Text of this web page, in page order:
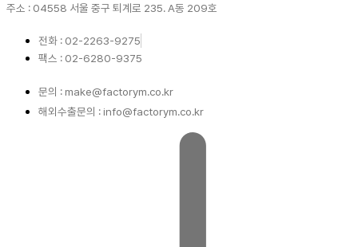
주소 : 04558 서울 중구 퇴계로 235. A동 209호
전화 : 02-2263-9275
팩스 : 02-6280-9375
문의 : make@factorym.co.kr
해외수출문의 : info@factorym.co.kr